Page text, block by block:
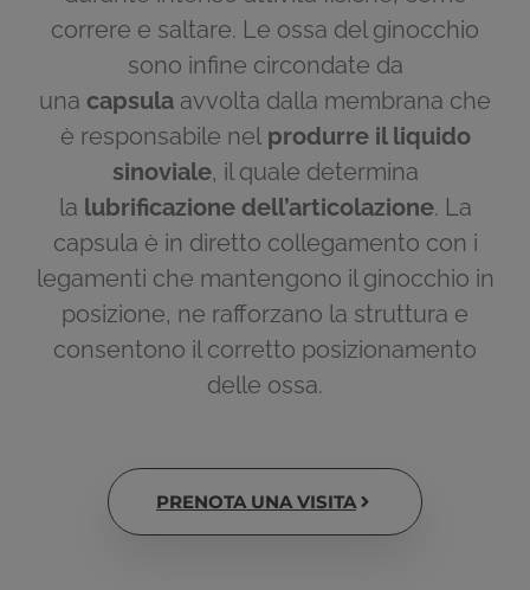
correre e saltare. Le ossa del ginocchio
sono infine circondate da
una capsula avvolta dalla membrana che
è responsabile nel produrre il liquido
sinoviale, il quale determina
la lubrificazione dell’articolazione. La
capsula è in diretto collegamento con i
legamenti che mantengono il ginocchio in
posizione, ne rafforzano la struttura e
consentono il corretto posizionamento
delle ossa.
PRENOTA UNA VISITA